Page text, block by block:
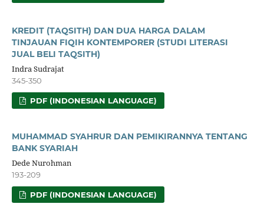
KREDIT (TAQSITH) DAN DUA HARGA DALAM
TINJAUAN FIQIH KONTEMPORER (STUDI LITERASI
JUAL BELI TAQSITH)
Indra Sudrajat
345-350
PDF (INDONESIAN LANGUAGE)
MUHAMMAD SYAHRUR DAN PEMIKIRANNYA TENTANG
BANK SYARIAH
Dede Nurohman
193-209
PDF (INDONESIAN LANGUAGE)